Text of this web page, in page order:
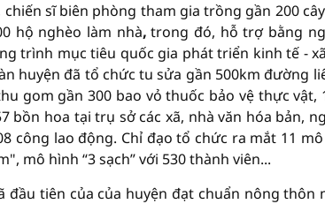
sĩ biên phòng tham gia trồng gần 200
hộ nghèo làm nhà,trong đó, hỗ trợ bằng
trình mục tiêu quốc gia phát triển kinh tế -
huyện đã tổ chức tu sửa gần 500km đường
gom gần 300 bao vỏ thuốc bảo vệ thực
bồn hoa tại trụ sở các xã, nhà văn hóa bản,
công lao động. Chỉ đạo tổ chức ra mắt 11
mô hình “3 sạch” với 530 thành viên...
đầu tiên của của huyện đạt chuẩn nông thôn